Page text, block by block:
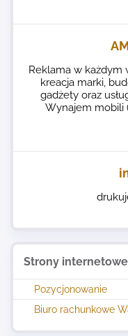
Strony internetowe
Pozycjonowanie
Biuro rachunkowe
Reklama w każdym
kreacja marki,
gadżety oraz
Wynajem mobili